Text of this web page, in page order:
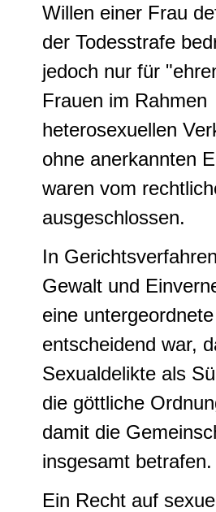
Willen einer Frau
der Todesstrafe
jedoch nur für
Frauen im Rahmen
heterosexuellen
ohne anerkannten
waren vom
ausgeschlossen.
In
Gewalt und
eine
entscheidend war,
Sexualdelikte als
die göttliche
damit die
insgesamt betrafen.
Ein Recht auf